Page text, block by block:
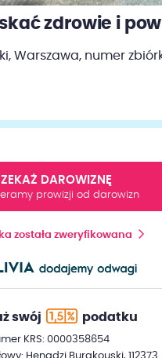
zdrowie i
Warszawa,numer
DAROWIZNĘ
prowizji od darowizn
została zweryfikowana
swój podatku
KRS: 0000358654
Henadzi Burakouski, 112373